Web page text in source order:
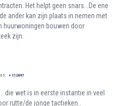
Het helpt geen snars...De ene
ander kan zijn plaats in nemen met
huurwoningen bouwen door
zijn.
+ 112697
die wet is in eerste instantie in veel
rutte/de jonge tactieken..